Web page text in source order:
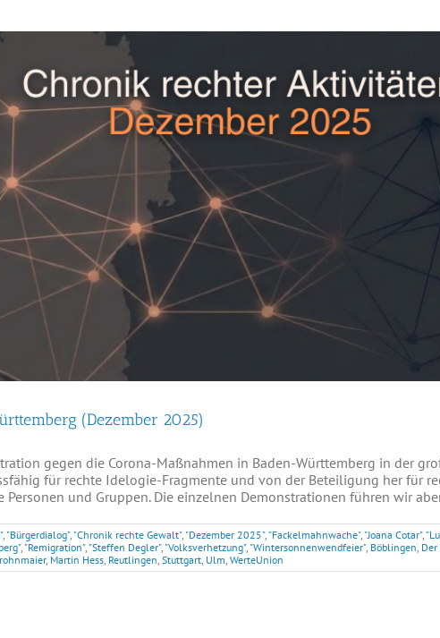
(Dezember 2025)
gegen die Corona-Maßnahmen in Baden-Württemberg in der
für rechte Idelogie-Fragmente und von der Beteiligung her für
und Gruppen. Die einzelnen Demonstrationen führen wir
, "Bürgerdialog", "Chronik rechte Gewalt", "Dezember 2025", "Fackelmahnwache", "Joana Cotar",
, "Remigration", "Steffen Degler", "Volksverhetzung", "Wintersonnenwendfeier", Böblingen, Der
, Martin Hess, Reutlingen, Stuttgart, Ulm, WerteUnion